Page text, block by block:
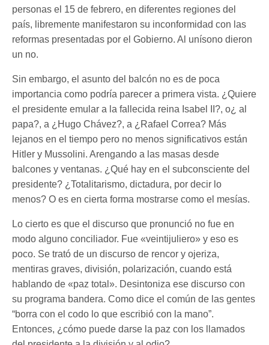
personas el 15 de febrero, en diferentes regiones del
país, libremente manifestaron su inconformidad con las
reformas presentadas por el Gobierno. Al unísono dieron
un no.
Sin embargo, el asunto del balcón no es de poca
importancia como podría parecer a primera vista. ¿Quiere
el presidente emular a la fallecida reina Isabel II?, o¿ al
papa?, a ¿Hugo Chávez?, a ¿Rafael Correa? Más
lejanos en el tiempo pero no menos significativos están
Hitler y Mussolini. Arengando a las masas desde
balcones y ventanas. ¿Qué hay en el subconsciente del
presidente? ¿Totalitarismo, dictadura, por decir lo
menos? O es en cierta forma mostrarse como el mesías.
Lo cierto es que el discurso que pronunció no fue en
modo alguno conciliador. Fue «veintijuliero» y eso es
poco. Se trató de un discurso de rencor y ojeriza,
mentiras graves, división, polarización, cuando está
hablando de «paz total». Desintoniza ese discurso con
su programa bandera. Como dice el común de las gentes
“borra con el codo lo que escribió con la mano”.
Entonces, ¿cómo puede darse la paz con los llamados